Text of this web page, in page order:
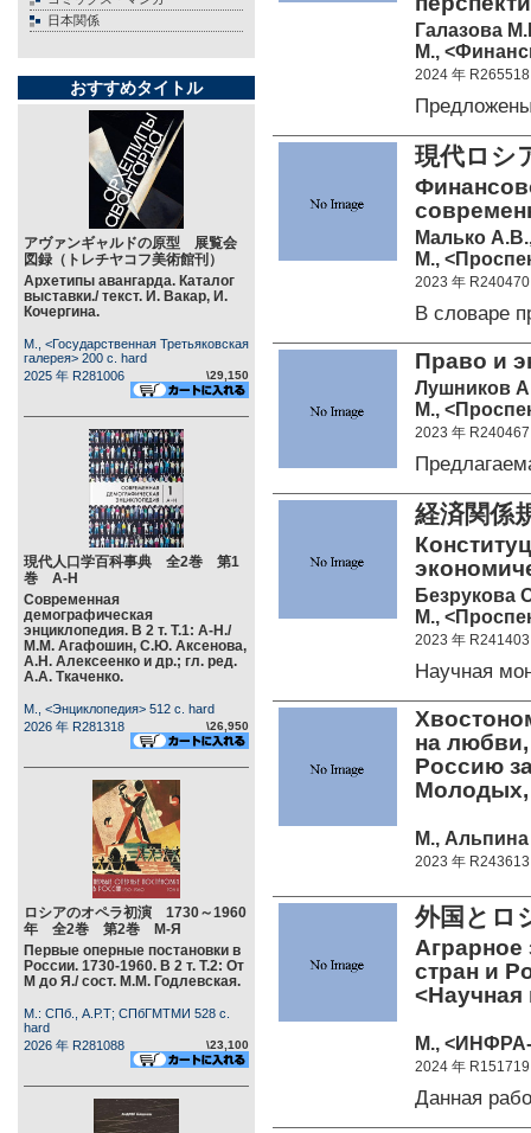
日本関係
おすすめタイトル
アヴァンギャルドの原型 展覧会
図録（トレチヤコフ美術館刊）
Архетипы авангарда. Каталог
выставки./ текст. И. Вакар, И.
Кочергина.
М., <Государственная Третьяковская
галерея> 200 c. hard
2025 年 R281006
\29,150
現代人口学百科事典 全2巻 第1
巻 А-Н
Современная
демографическая
энциклопедия. В 2 т. Т.1: А-Н./
М.М. Агафошин, С.Ю. Аксенова,
А.Н. Алексеенко и др.; гл. ред.
А.А. Ткаченко.
М., <Энциклопедия> 512 c. hard
2026 年 R281318
\26,950
ロシアのオペラ初演 1730～1960
年 全2巻 第2巻 М-Я
Первые оперные постановки в
России. 1730-1960. В 2 т. Т.2: От
М до Я./ сост. М.М. Годлевская.
М.: СПб., А.Р.Т; СПбГМТМИ 528 c.
hard
2026 年 R281088
\23,100
Галазова
М.,
2024 年 R265518
現代ロシ
Малько
М.,
2023 年 R240470
В словаре
Право и
Лушников
М.,
2023 年 R240467
経済関係
Безрукова
М.,
2023 年 R241403
Научная
на любви,
Россию
Молодых,
М., Альпина
2023 年 R243613
外国とロ
Аграрное
стран и
М., <ИНФРА-
2024 年 R151719
Данная